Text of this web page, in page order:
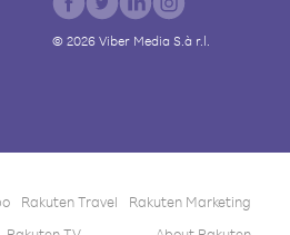
© 2026Viber Media S.à r.l.
Rakuten Travel
Rakuten Marketing